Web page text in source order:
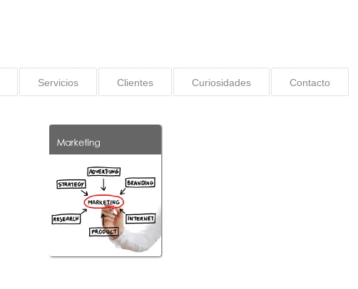
Servicios Clientes Curiosidades Contacto